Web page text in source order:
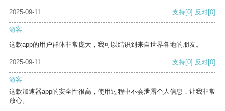
2025-09-11 支持[0] 反对[0]
游客
这款app的用户群体非常庞大，我可以结识到来自世界各地的朋友。
2025-09-11 支持[0] 反对[0]
游客
这款加速器app的安全性很高，使用过程中不会泄露个人信息，让我非常
放心。